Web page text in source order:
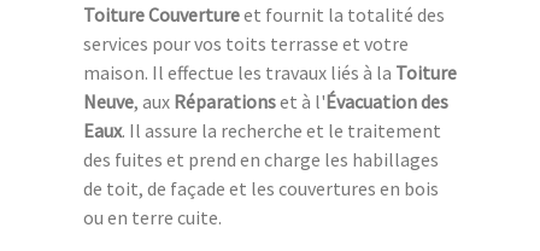
Toiture Couvertureet fournit la totalité des
services pour vos toits terrasse et votre
maison. Il effectue les travaux liés à la Toiture
Neuve, aux Réparationset à l'Évacuation des
Eaux. Il assure la recherche et le traitement
des fuites et prend en charge les habillages
de toit, de façade et les couvertures en bois
ou en terre cuite.